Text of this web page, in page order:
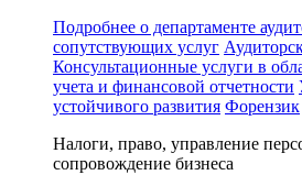
Подробнее о департаменте
сопутствующих услуг
Консультационные услуги в
учета и финансовой отчетности
устойчивого развития Форензик
Налоги, право, управление
сопровождение бизнеса